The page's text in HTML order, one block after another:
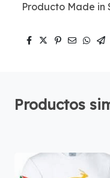
Producto Made in
Productos